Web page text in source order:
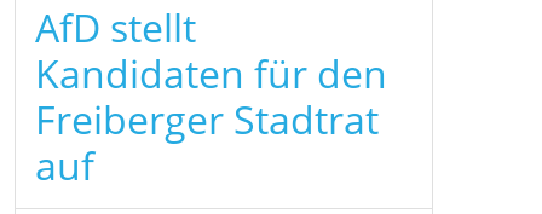
AfD stellt
Kandidaten für den
Freiberger Stadtrat
auf